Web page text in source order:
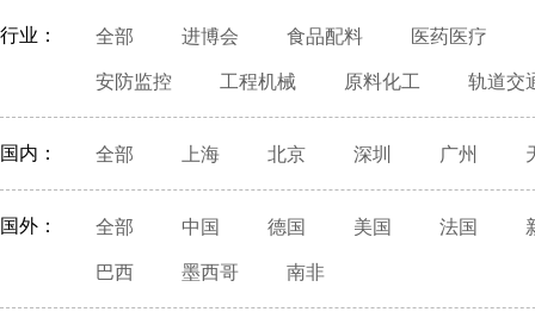
行业： 全部 进博会 食品配料 医药医疗
安防监控 工程机械 原料化工 轨道交
国内： 全部 上海 北京 深圳 广州
国外： 全部 中国 德国 美国 法国
巴西 墨西哥 南非